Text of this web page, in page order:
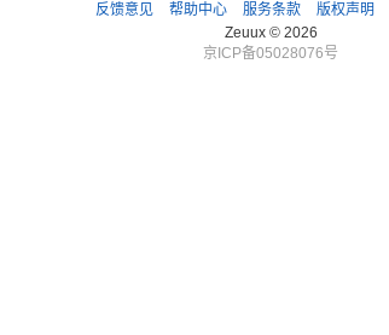
反馈意见 帮助中心 服务条款 版权声明
Zeuux © 2026
京ICP备05028076号